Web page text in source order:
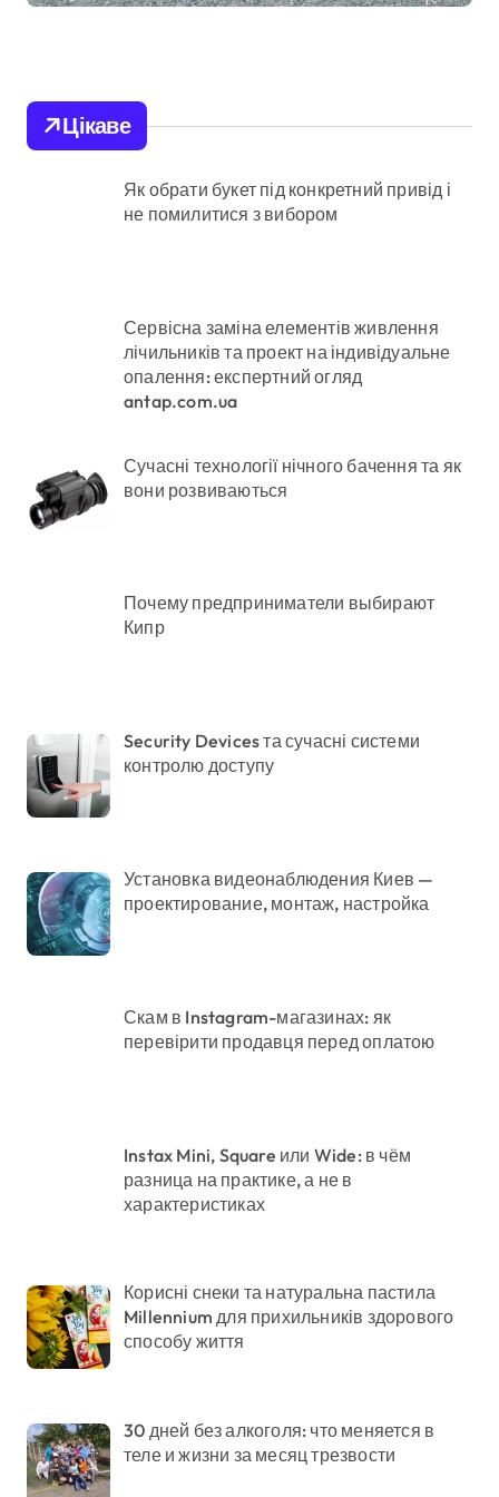
Цікаве
Як обрати букет під конкретний привід і
не помилитися з вибором
Сервісна заміна елементів живлення
лічильників та проект на індивідуальне
опалення: експертний огляд
antap.com.ua
Сучасні технології нічного бачення та як
вони розвиваються
Почему предприниматели выбирают
Кипр
Security Devices та сучасні системи
контролю доступу
Установка видеонаблюдения Киев —
проектирование, монтаж, настройка
Скам в Instagram-магазинах: як
перевірити продавця перед оплатою
Instax Mini, Square или Wide: в чём
разница на практике, а не в
характеристиках
Корисні снеки та натуральна пастила
Millennium для прихильників здорового
способу життя
30 дней без алкоголя: что меняется в
теле и жизни за месяц трезвости